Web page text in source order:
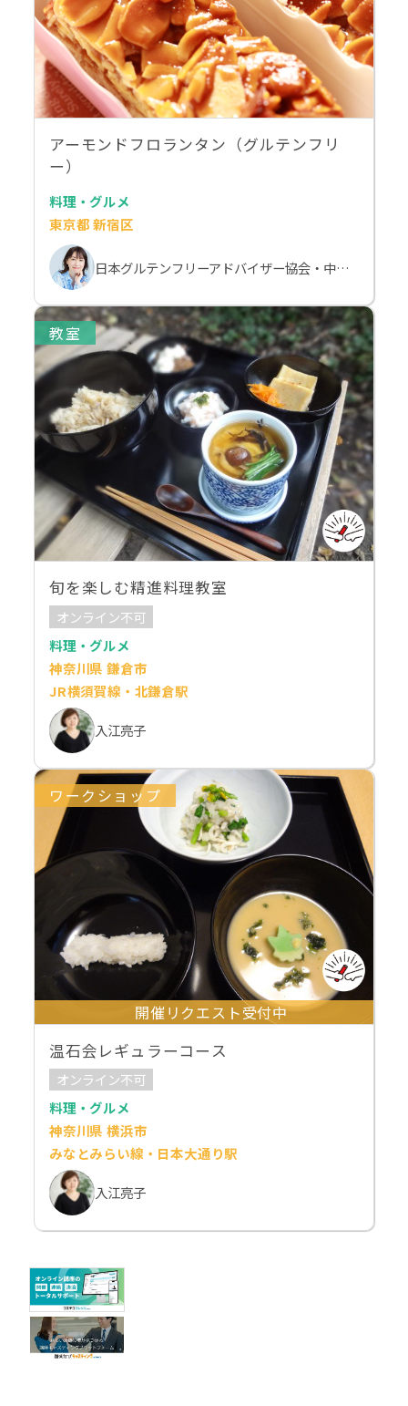
アーモンドフロランタン（グルテンフリ
ー）
料理・グルメ
東京都 新宿区
日本グルテンフリーアドバイザー協会・中村由美子
教室
旬を楽しむ精進料理教室
オンライン不可
料理・グルメ
神奈川県 鎌倉市
JR横須賀線・北鎌倉駅
入江亮子
ワークショップ
開催リクエスト受付中
温石会レギュラーコース
オンライン不可
料理・グルメ
神奈川県 横浜市
みなとみらい線・日本大通り駅
入江亮子